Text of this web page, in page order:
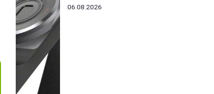
06.08.2026